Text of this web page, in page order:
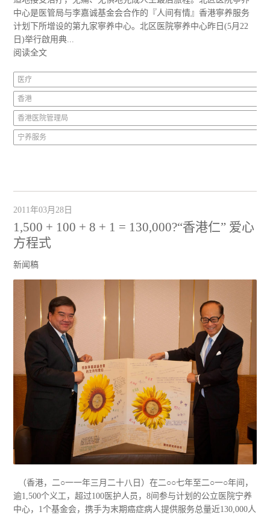
中心是医管局与李嘉诚基金会合作的『人间有情』香港寧养服务
计划下所增设的第九家寧养中心。北区医院寧养中心昨日(5月22
日)举行啟用典...
阅读全文
医疗
香港
香港医院管理局
宁养服务
2011年03月28日
1,500 + 100 + 8 + 1 = 130,000?“香港仁” 爱心
方程式
新闻稿
（香港，二○一一年三月二十八日）在二○○七年至二○一○年间，
逾1,500个义工，超过100医护人员，8间参与计划的公立医院宁养
中心，1个基金会，携手为末期癌症病人提供服务总量近130,000人